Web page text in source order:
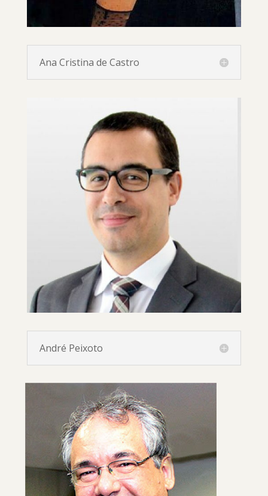
Ana Cristina de Castro
André Peixoto